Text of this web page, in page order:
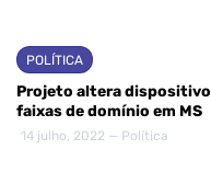
POLÍTICA
Projeto altera dispositivo
faixas de domínio em MS
14 julho, 2022 — Política